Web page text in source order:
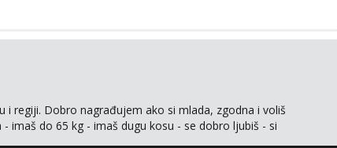
i regiji. Dobro nagrađujem ako si mlada, zgodna i voliš
imaš do 65 kg - imaš dugu kosu - se dobro ljubiš - si